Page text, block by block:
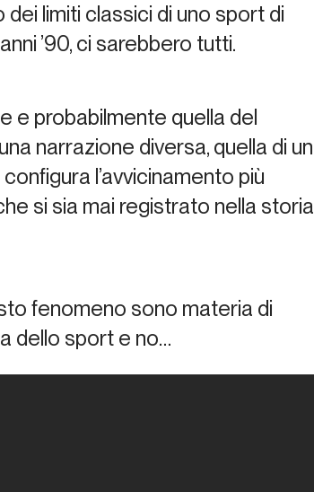
dei limiti classici di uno sport di
’90, ci sarebbero tutti.
e probabilmente quella del
narrazione diversa, quella di un
l’avvicinamento più
si sia mai registrato nella storia
fenomeno sono materia di
dello sport e no…